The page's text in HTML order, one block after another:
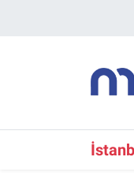
Hava Durumu
İstanbul